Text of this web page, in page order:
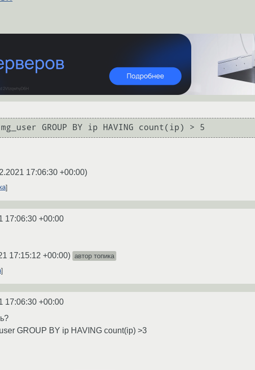
mg_user GROUP BY ip HAVING count(ip) > 5
17:06:30 +00:00)
17:06:30 +00:00
17:15:12 +00:00) автор топика
17:06:30 +00:00
GROUP BY ip HAVING count(ip) >3